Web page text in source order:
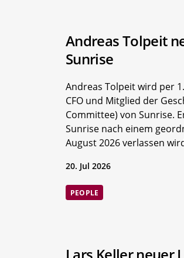
Andreas Tolpeit
Sunrise
Andreas Tolpeit wird per
CFO und Mitglied der
Committee) von Sunrise.
Sunrise nach einem
August 2026 verlassen
20. Jul 2026
PEOPLE